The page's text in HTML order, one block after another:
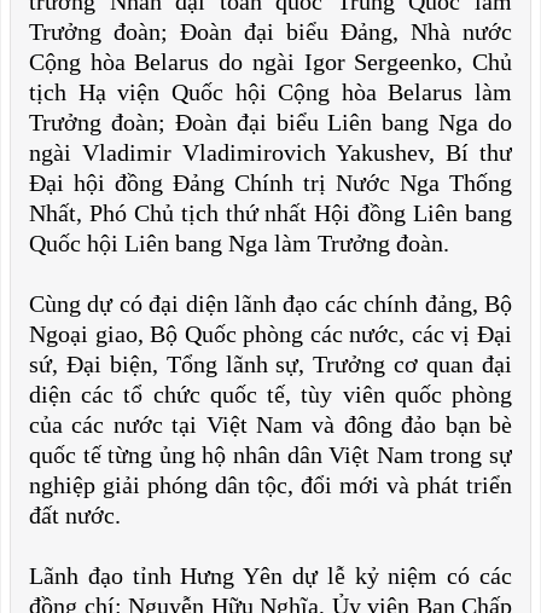
Trưởng đoàn; Đoàn đại biểu Đảng, Nhà nước
Cộng hòa Belarus do ngài Igor Sergeenko, Chủ
tịch Hạ viện Quốc hội Cộng hòa Belarus làm
Trưởng đoàn; Đoàn đại biểu Liên bang Nga do
ngài Vladimir Vladimirovich Yakushev, Bí thư
Đại hội đồng Đảng Chính trị Nước Nga Thống
Nhất, Phó Chủ tịch thứ nhất Hội đồng Liên bang
Quốc hội Liên bang Nga làm Trưởng đoàn.
Cùng dự có đại diện lãnh đạo các chính đảng, Bộ
Ngoại giao, Bộ Quốc phòng các nước, các vị Đại
sứ, Đại biện, Tổng lãnh sự, Trưởng cơ quan đại
diện các tổ chức quốc tế, tùy viên quốc phòng
của các nước tại Việt Nam và đông đảo bạn bè
quốc tế từng ủng hộ nhân dân Việt Nam trong sự
nghiệp giải phóng dân tộc, đổi mới và phát triển
đất nước.
Lãnh đạo tỉnh Hưng Yên dự lễ kỷ niệm có các
đồng chí: Nguyễn Hữu Nghĩa, Ủy viên Ban Chấp